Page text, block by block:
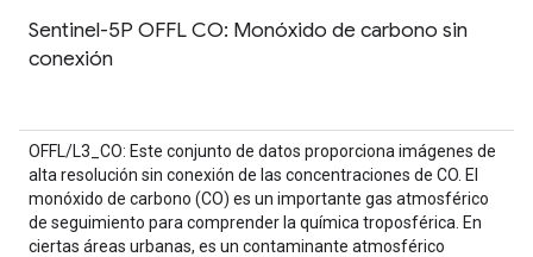
Sentinel-5P OFFL CO: Monóxido de carbono sin
conexión
OFFL/L3_CO: Este conjunto de datos proporciona imágenes de
alta resolución sin conexión de las concentraciones de CO. El
monóxido de carbono (CO) es un importante gas atmosférico
de seguimiento para comprender la química troposférica. En
ciertas áreas urbanas, es un contaminante atmosférico